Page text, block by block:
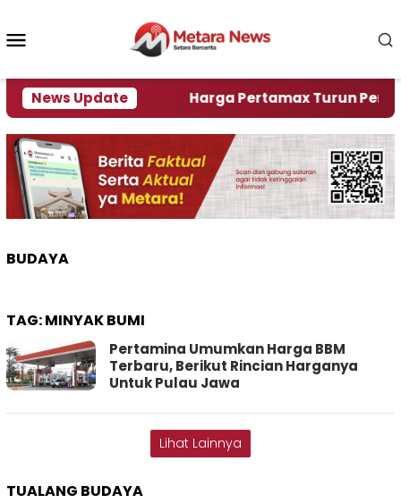
konten
News Update
Krisi Air Harga Pertamax Turun Per Hari
BUDAYA
TAG:MINYAK BUMI
Pertamina Umumkan Harga BBM
Terbaru, Berikut Rincian Harganya
Untuk Pulau Jawa
Lihat Lainnya
TUALANG BUDAYA